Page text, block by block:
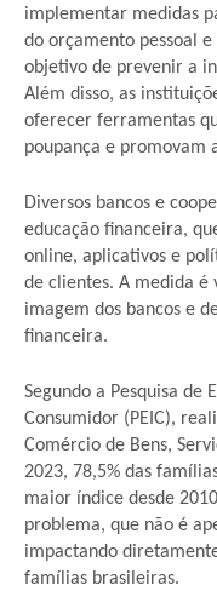
implementar medidas
do orçamento pessoal
objetivo de prevenir a
Além disso, as
oferecer ferramentas
poupança e promovam
Diversos bancos e
educação financeira,
online, aplicativos e
de clientes. A medida
imagem dos bancos e
financeira.
Segundo a Pesquisa de
Consumidor (PEIC),
Comércio de Bens,
2023, 78,5% das
maior índice desde
problema, que não é
impactando
famílias brasileiras.